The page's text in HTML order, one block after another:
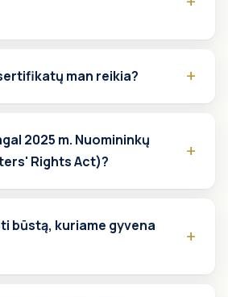
man reikia?
2025 m. Nuomininkų
Rights Act)?
būstą, kuriame gyvena